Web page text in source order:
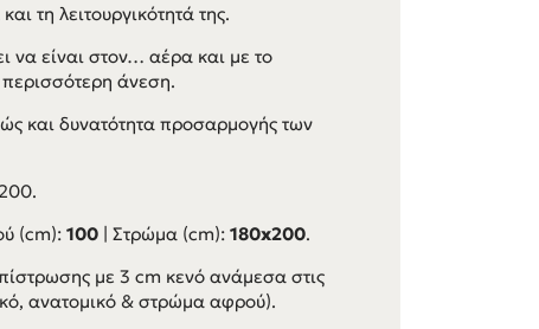
τη λειτουργικότητά της.
να είναι στον… αέρα και με το
άνεση.
και δυνατότητα προσαρμογής των
(cm): 100 | Στρώμα (cm): 180x200.
με 3 cm κενό ανάμεσα στις
ανατομικό & στρώμα αφρού).